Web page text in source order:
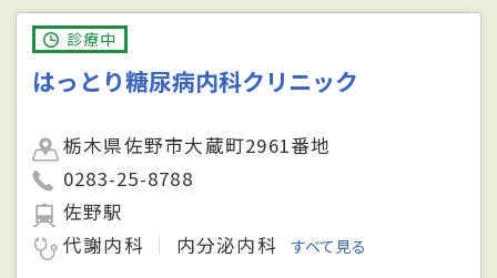
診療中
はっとり糖尿病内科クリニック
栃木県佐野市大蔵町2961番地
0283-25-8788
佐野駅
代謝内科
内分泌内科 すべて見る